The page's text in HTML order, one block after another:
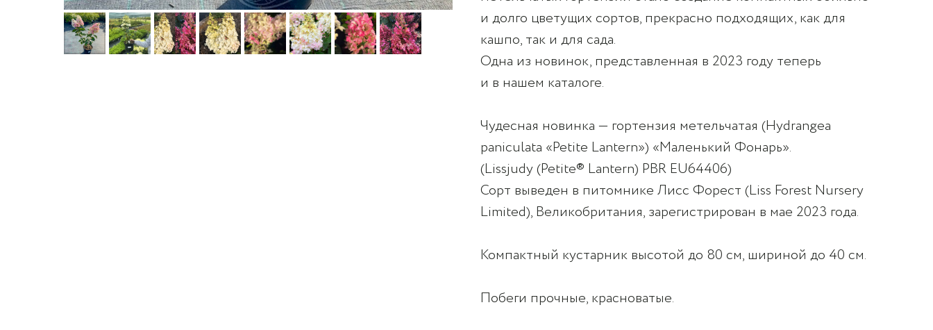
и долго цветущих сортов, прекрасно подходящих, как для
кашпо, так и для сада.
Одна из новинок, представленная в 2023 году теперь
и в нашем каталоге.
Чудесная новинка — гортензия метельчатая (Hydrangea
paniculata «Petite Lantern») «Маленький Фонарь».
(Lissjudy (Petite® Lantern) PBR EU64406)
Сорт выведен в питомнике Лисс Форест (Liss Forest Nursery
Limited), Великобритания, зарегистрирован в мае 2023 года.
Компактный кустарник высотой до 80 см, шириной до 40 см.
Побеги прочные, красноватые.